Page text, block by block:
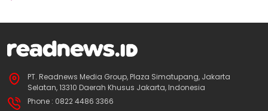
PT. Readnews Media Group, Plaza Simatupang, Jakarta
Selatan, 13310 Daerah Khusus Jakarta, Indonesia
Phone : 0822 4486 3366